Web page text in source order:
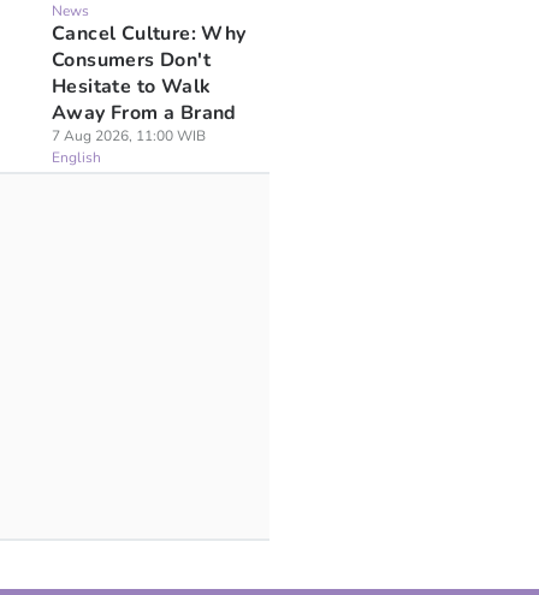
News
Cancel Culture: Why
Consumers Don't
Hesitate to Walk
Away From a Brand
7 Aug 2026, 11:00 WIB
English